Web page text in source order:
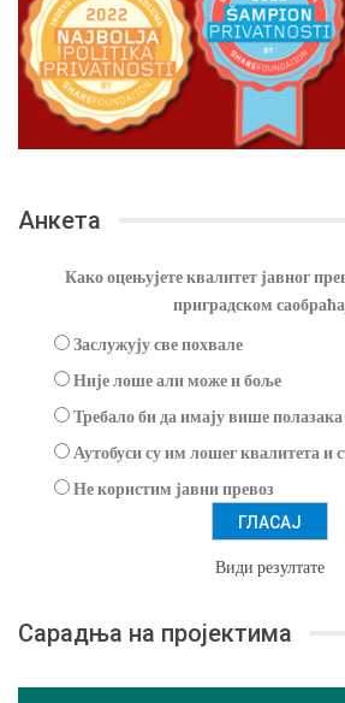
Анкета
Како оцењујете квалитет јавног
приградском
Заслужују све похвале
Није лоше али може и боље
Требало би да имају више полазака
Аутобуси су им лошег квалитета и
Не користим јавни превоз
Види резултате
Сарадња на пројектима